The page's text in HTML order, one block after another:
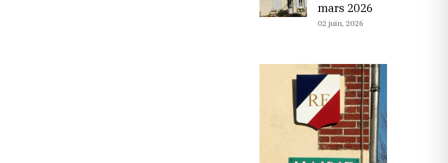
mars 2026
02 juin, 2026